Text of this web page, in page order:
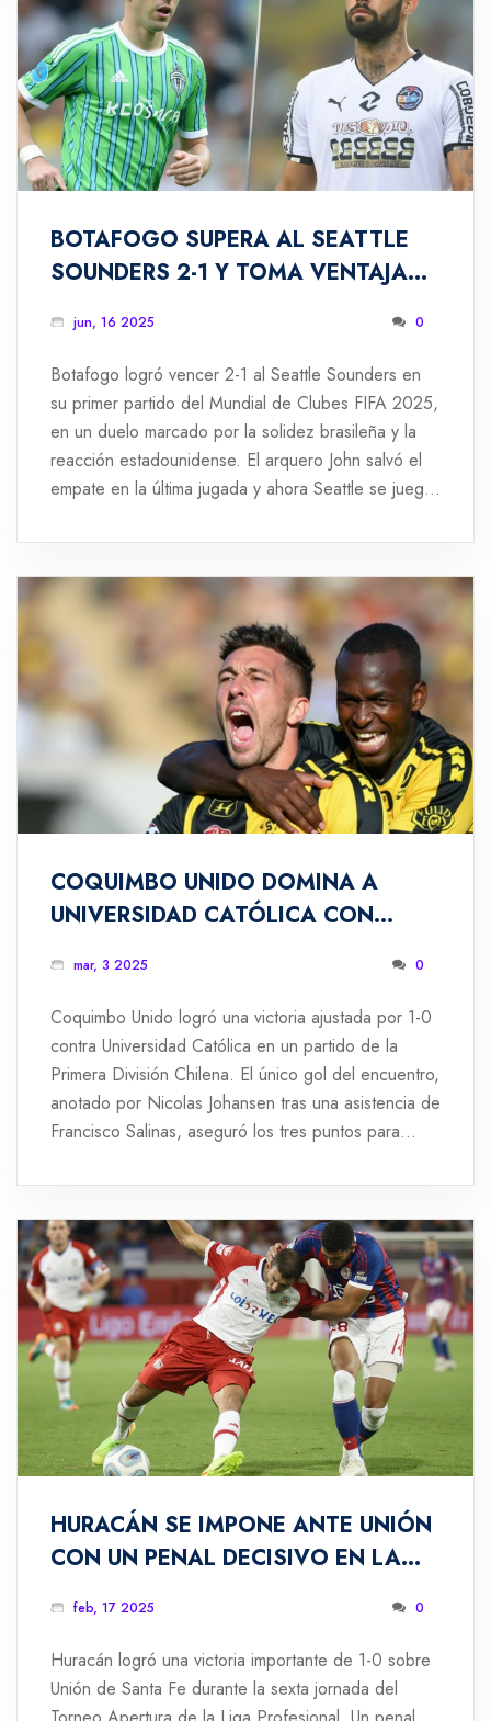
BOTAFOGO SUPERA AL SEATTLE
SOUNDERS 2-1 Y TOMA VENTAJA
CLUBES
jun, 16 2025 0
Botafogo logró vencer 2-1 al Seattle Sounders en
su primer partido del Mundial de Clubes FIFA 2025,
en un duelo marcado por la solidez brasileña y la
reacción estadounidense. El arquero John salvó el
empate en la última jugada y ahora Seattle se juega
COQUIMBO UNIDO DOMINA A
UNIVERSIDAD CATÓLICA CON
DIVISIÓN CHILENA
mar, 3 2025 0
Coquimbo Unido logró una victoria ajustada por 1-0
contra Universidad Católica en un partido de la
Primera División Chilena. El único gol del encuentro,
anotado por Nicolas Johansen tras una asistencia de
Francisco Salinas, aseguró los tres puntos para
HURACÁN SE IMPONE ANTE UNIÓN
CON UN PENAL DECISIVO EN LA
feb, 17 2025 0
Huracán logró una victoria importante de 1-0 sobre
Unión de Santa Fe durante la sexta jornada del